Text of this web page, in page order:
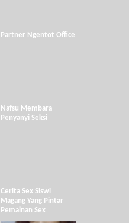
Partner Ngentot Office
Nafsu Membara
Penyanyi Seksi
Cerita Sex Siswi
Magang Yang Pintar
Pemainan Sex